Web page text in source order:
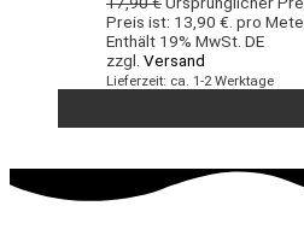
Preis ist: 13,90 €. pro
Enthält 19% MwSt. DE
zzgl. Versand
Lieferzeit: ca. 1-2 Werktage